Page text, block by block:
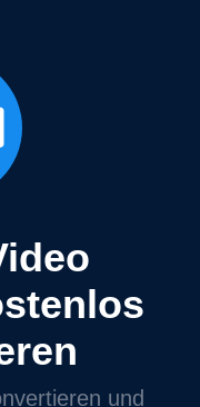
und